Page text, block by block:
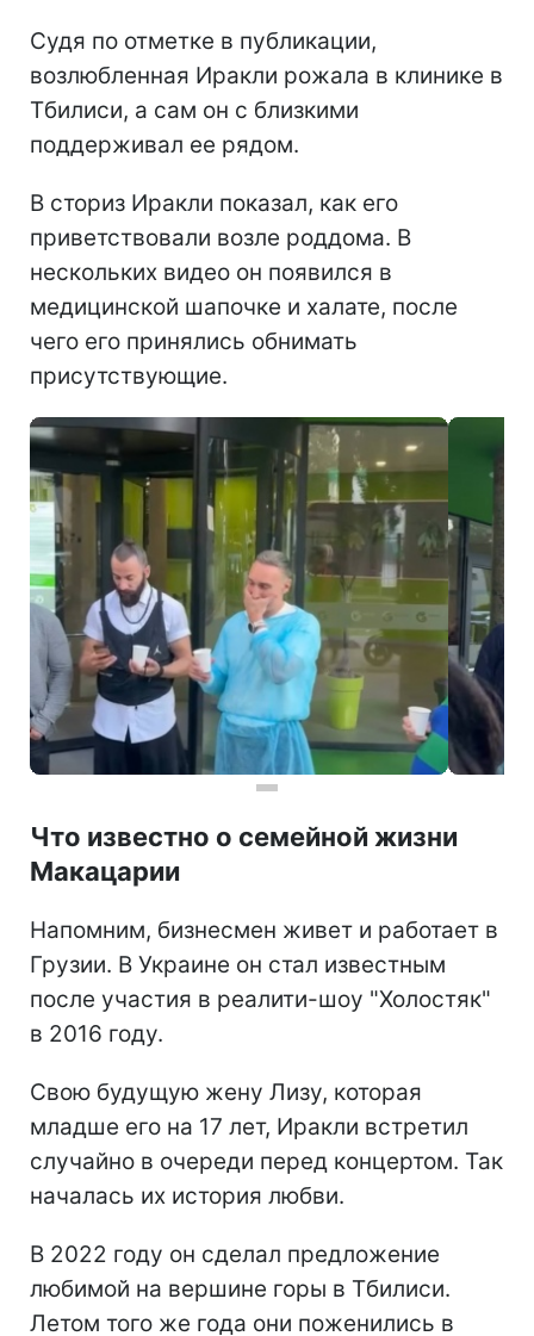
Судя по отметке в публикации,
возлюбленная Иракли рожала в клинике в
Тбилиси, а сам он с близкими
поддерживал ее рядом.
В сториз Иракли показал, как его
приветствовали возле роддома. В
нескольких видео он появился в
медицинской шапочке и халате, после
чего его принялись обнимать
присутствующие.
Что известно о семейной жизни
Макацарии
Напомним, бизнесмен живет и работает в
Грузии. В Украине он стал известным
после участия в реалити-шоу "Холостяк"
в 2016 году.
Свою будущую жену Лизу, которая
младше его на 17 лет, Иракли встретил
случайно в очереди перед концертом. Так
началась их история любви.
В 2022 году он сделал предложение
любимой на вершине горы в Тбилиси.
Летом того же года они поженились в